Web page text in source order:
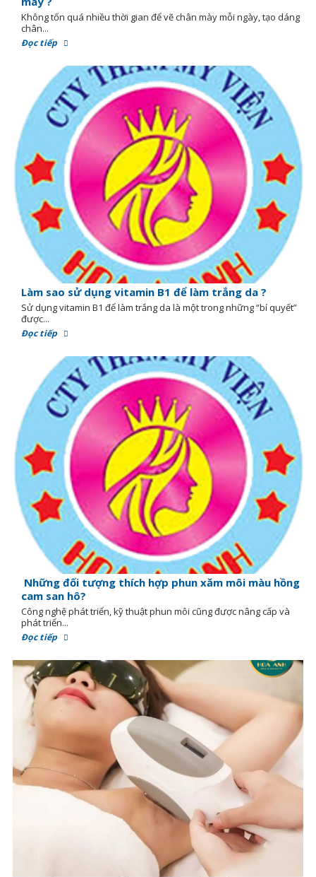
Không tốn quá nhiều thời gian để vẽ chân mày mỗi ngày, tạo dáng
chân...
Đọc tiếp
Làm sao sử dụng vitamin B1 để làm trắng da ?
Sử dụng vitamin B1 để làm trắng da là một trong những “bí quyết”
được...
Đọc tiếp
Những đối tượng thích hợp phun xăm môi màu hồng
cam san hô?
Công nghệ phát triển, kỹ thuật phun môi cũng được nâng cấp và
phát triển...
Đọc tiếp